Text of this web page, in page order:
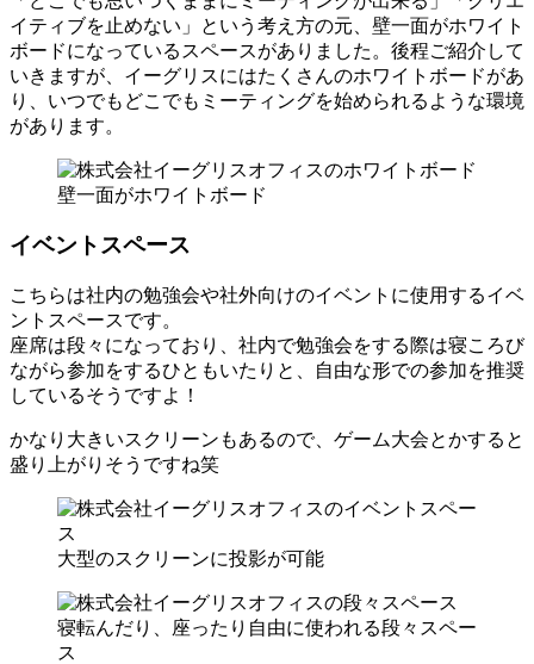
イティブを止めない」という考え方の元、壁一面がホワイト
ボードになっているスペースがありました。後程ご紹介して
いきますが、イーグリスにはたくさんのホワイトボードがあ
り、いつでもどこでもミーティングを始められるような環境
があります。
壁一面がホワイトボード
イベントスペース
こちらは社内の勉強会や社外向けのイベントに使用するイベ
ントスペースです。
座席は段々になっており、社内で勉強会をする際は寝ころび
ながら参加をするひともいたりと、自由な形での参加を推奨
しているそうですよ！
かなり大きいスクリーンもあるので、ゲーム大会とかすると
盛り上がりそうですね笑
大型のスクリーンに投影が可能
寝転んだり、座ったり自由に使われる段々スペー
ス